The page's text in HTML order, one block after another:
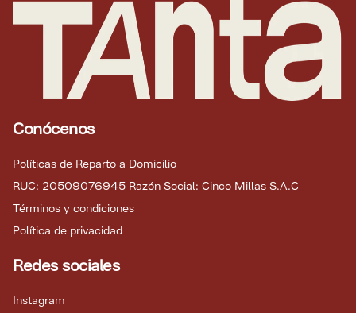
Conócenos
Políticas de Reparto a Domicilio
RUC: 20509076945 Razón Social: Cinco Millas S.A.C
Términos y condiciones
Política de privacidad
Redes sociales
Instagram